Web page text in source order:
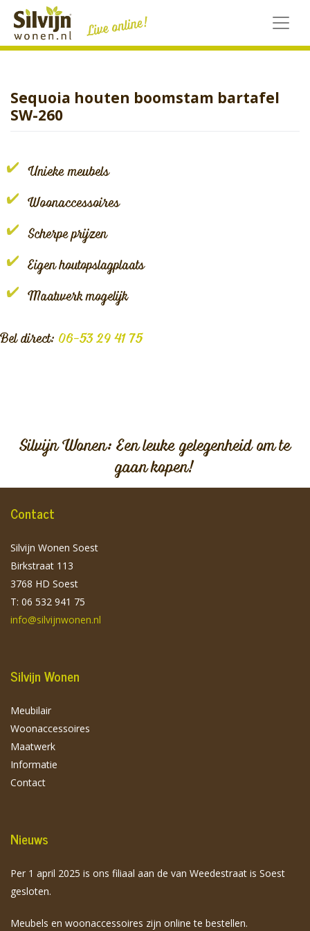
Skip
content
Sequoia houten boomstam bartafel
SW-260
Unieke meubels
Woonaccessoires
Scherpe prijzen
Eigen houtopslagplaats
Maatwerk mogelijk
Bel direct: 06-53 29 41 75
Silvijn Wonen: Een leuke gelegenheid om te
gaan kopen!
Contact
Silvijn Wonen Soest
Birkstraat 113
3768 HD Soest
T: 06 532 941 75
info@silvijnwonen.nl
Silvijn Wonen
Meubilair
Woonaccessoires
Maatwerk
Informatie
Contact
Nieuws
Per 1 april 2025 is ons filiaal aan de van Weedestraat is Soest
gesloten.
Meubels en woonaccessoires zijn online te bestellen.